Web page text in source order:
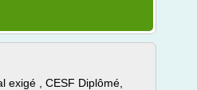
exigé , CESF Diplômé,